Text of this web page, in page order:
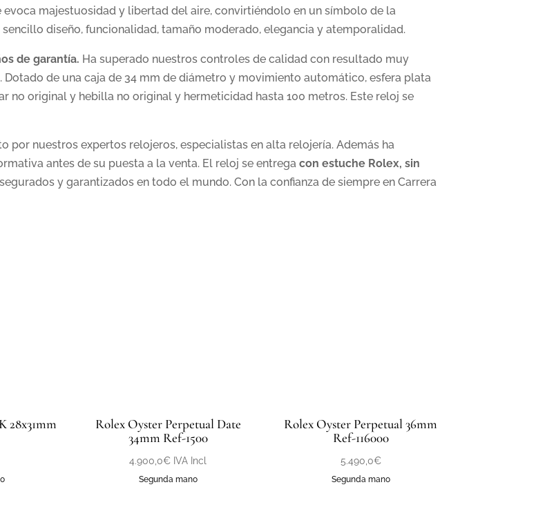
majestuosidad y libertad del aire, convirtiéndolo en un símbolo de la
diseño, funcionalidad, tamaño moderado, elegancia y atemporalidad.
de garantía. Ha superado nuestros controles de calidad con resultado muy
de una caja de 34 mm de diámetro y movimiento automático, esfera plata
no original y hebilla no original y hermeticidad hasta 100 metros. Este reloj se
por nuestros expertos relojeros, especialistas en alta relojería. Además ha
antes de su puesta a la venta. El reloj se entrega con estuche Rolex, sin
y garantizados en todo el mundo. Con la confianza de siempre en Carrera
28x31mm
Rolex Oyster Perpetual Date
34mm Ref-1500
4.900,0€ IVA Incl
Segunda mano
Rolex Oyster Perpetual 36mm
Ref-116000
5.490,0€
Segunda mano